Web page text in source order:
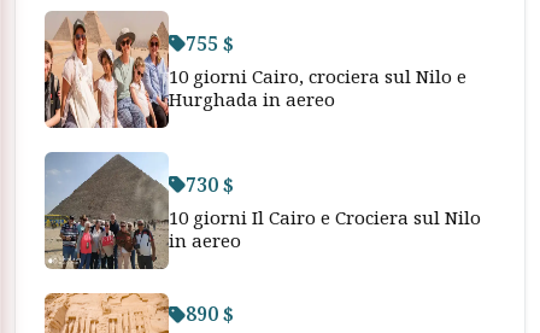
755 $
10 giorni Cairo, crociera sul Nilo e
Hurghada in aereo
730 $
10 giorni Il Cairo e Crociera sul Nilo
in aereo
890 $